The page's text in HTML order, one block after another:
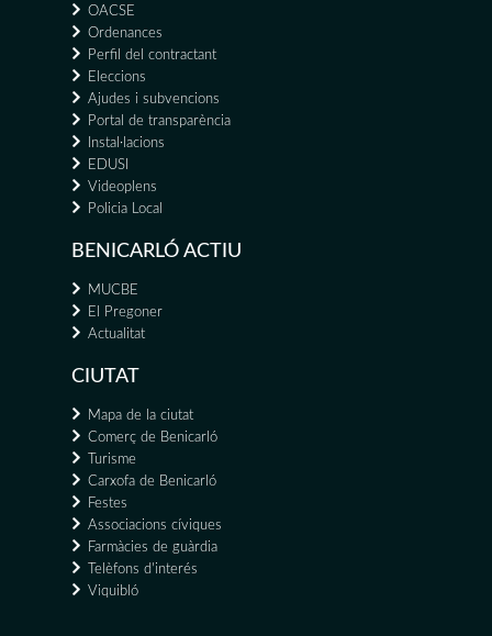
OACSE
Ordenances
Perfil del contractant
Eleccions
Ajudes i subvencions
Portal de transparència
Instal·lacions
EDUSI
Videoplens
Policia Local
BENICARLÓ ACTIU
MUCBE
El Pregoner
Actualitat
CIUTAT
Mapa de la ciutat
Comerç de Benicarló
Turisme
Carxofa de Benicarló
Festes
Associacions cíviques
Farmàcies de guàrdia
Telèfons d'interés
Viquibló